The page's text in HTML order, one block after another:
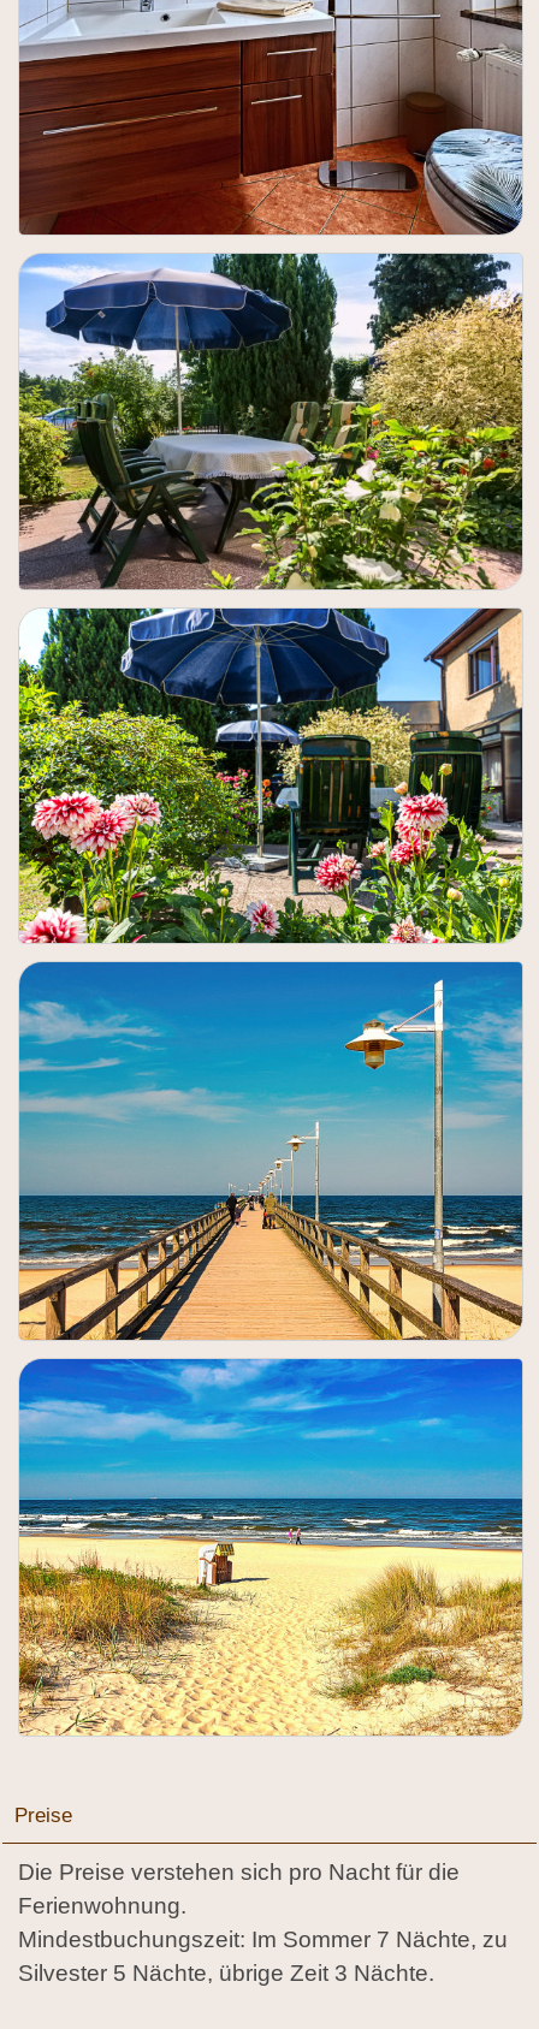
Preise
Die Preise verstehen sich pro Nacht für die
Ferienwohnung.
Mindestbuchungszeit: Im Sommer 7 Nächte, zu
Silvester 5 Nächte, übrige Zeit 3 Nächte.